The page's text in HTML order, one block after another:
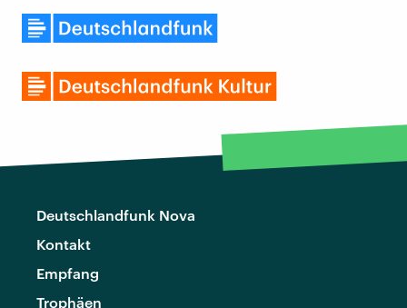
Deutschlandfunk Nova
Kontakt
Empfang
Trophäen